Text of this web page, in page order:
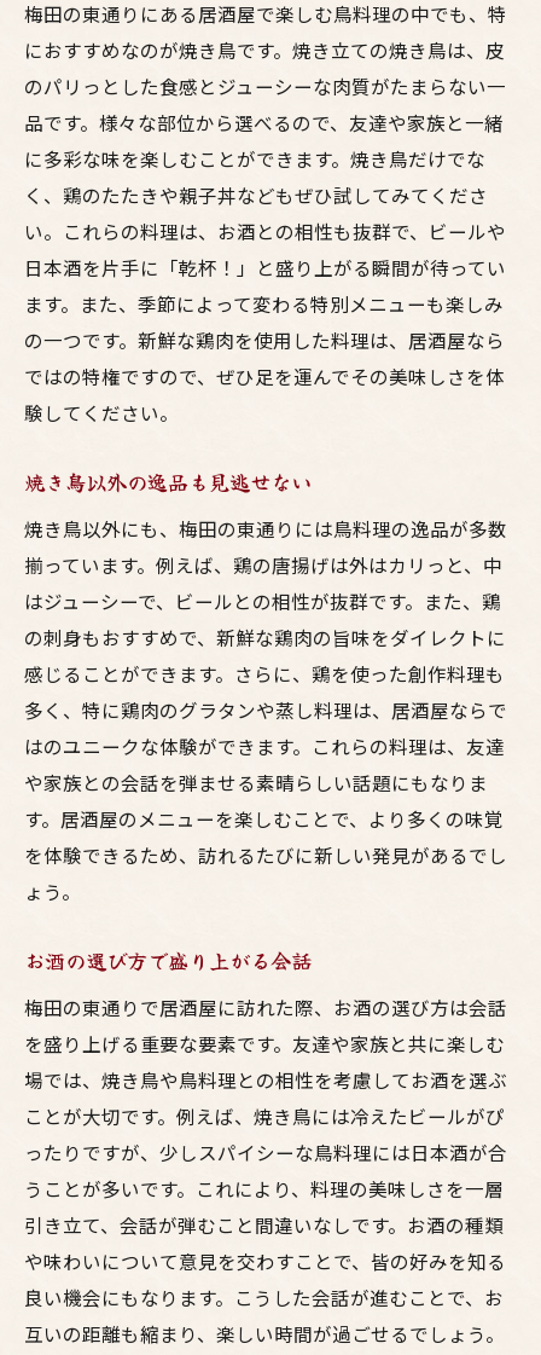
美味しい鳥料理で家族の絆を深める
家族と過ごす特別な時間の演出
家族で訪れたい居酒屋の特徴
鳥料理とお酒の絶妙なマッチングを楽しむ
ビールと相性抜群の鳥料理
日本酒が引き立てる絶品料理
鳥料理に合うお酒の選び方
ペアリングで楽しむ居酒屋の夜
季節ごとのおすすめ料理とお酒
料理とお酒で楽しむひととき
梅田の居酒屋で味わう心温まるひととき
居酒屋の雰囲気を楽しむために
心に残る居酒屋の一品
おいしい料理で心を満たす
居酒屋での特別な体験
新鮮な鶏肉とビールの相性を楽しむ東通りの夜
新鮮な素材を使った鳥料理
ビールが進むおすすめメニュー
夜を楽しむ居酒屋の選び方
東通りで過ごす素敵な夜
笑顔が溢れる居酒屋での友達との特別な時間
友達と一緒に楽しむための秘訣
笑顔が生まれる居酒屋の魅力
特別な時間を演出する料理
居酒屋での楽しいエピソード
友達との時間を彩る料理とお酒
東通りでの呑み体験で見つける美味しい鳥料理
東通りで訪れたい居酒屋
梅田の東通りにある居酒屋で楽しむ鳥料理の中でも、特
におすすめなのが焼き鳥です。焼き立ての焼き鳥は、皮
のパリっとした食感とジューシーな肉質がたまらない一
品です。様々な部位から選べるので、友達や家族と一緒
に多彩な味を楽しむことができます。焼き鳥だけでな
く、鶏のたたきや親子丼などもぜひ試してみてくださ
い。これらの料理は、お酒との相性も抜群で、ビールや
日本酒を片手に「乾杯！」と盛り上がる瞬間が待ってい
ます。また、季節によって変わる特別メニューも楽しみ
の一つです。新鮮な鶏肉を使用した料理は、居酒屋なら
ではの特権ですので、ぜひ足を運んでその美味しさを体
験してください。
焼き鳥以外の逸品も見逃せない
焼き鳥以外にも、梅田の東通りには鳥料理の逸品が多数
揃っています。例えば、鶏の唐揚げは外はカリっと、中
はジューシーで、ビールとの相性が抜群です。また、鶏
の刺身もおすすめで、新鮮な鶏肉の旨味をダイレクトに
感じることができます。さらに、鶏を使った創作料理も
多く、特に鶏肉のグラタンや蒸し料理は、居酒屋ならで
はのユニークな体験ができます。これらの料理は、友達
や家族との会話を弾ませる素晴らしい話題にもなりま
す。居酒屋のメニューを楽しむことで、より多くの味覚
を体験できるため、訪れるたびに新しい発見があるでし
ょう。
お酒の選び方で盛り上がる会話
梅田の東通りで居酒屋に訪れた際、お酒の選び方は会話
を盛り上げる重要な要素です。友達や家族と共に楽しむ
場では、焼き鳥や鳥料理との相性を考慮してお酒を選ぶ
ことが大切です。例えば、焼き鳥には冷えたビールがぴ
ったりですが、少しスパイシーな鳥料理には日本酒が合
うことが多いです。これにより、料理の美味しさを一層
引き立て、会話が弾むこと間違いなしです。お酒の種類
や味わいについて意見を交わすことで、皆の好みを知る
良い機会にもなります。こうした会話が進むことで、お
互いの距離も縮まり、楽しい時間が過ごせるでしょう。